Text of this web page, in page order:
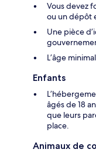
Vous devez
ou un dépôt
Une pièce
L’âge
Enfants
âgés de 18
que leurs
place.
Animaux de